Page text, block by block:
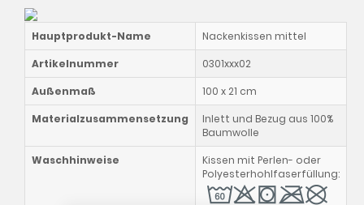
Hauptprodukt-Name
Nackenkissen mittel
Artikelnummer
0301xxx02
Außenmaß
100 x 21 cm
Materialzusammensetzung
Inlett und Bezug aus 100%
Baumwolle
Waschhinweise
Kissen mit Perlen- oder
Polyesterhohlfaserfüllung: